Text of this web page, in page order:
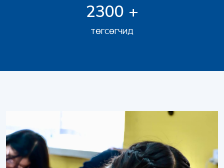
2300 +
ТӨГСӨГЧИД